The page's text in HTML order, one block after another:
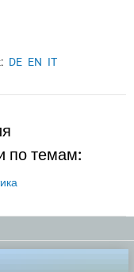
DE EN IT
по темам: